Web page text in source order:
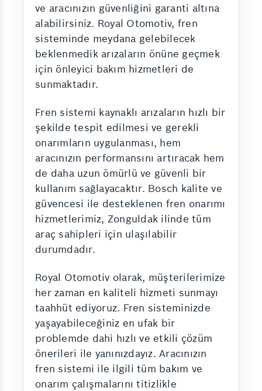
ve aracınızın güvenliğini garanti altına
alabilirsiniz. Royal Otomotiv, fren
sisteminde meydana gelebilecek
beklenmedik arızaların önüne geçmek
için önleyici bakım hizmetleri de
sunmaktadır.
Fren sistemi kaynaklı arızaların hızlı bir
şekilde tespit edilmesi ve gerekli
onarımların uygulanması, hem
aracınızın performansını artıracak hem
de daha uzun ömürlü ve güvenli bir
kullanım sağlayacaktır. Bosch kalite ve
güvencesi ile desteklenen fren onarımı
hizmetlerimiz, Zonguldak ilinde tüm
araç sahipleri için ulaşılabilir
durumdadır.
Royal Otomotiv olarak, müşterilerimize
her zaman en kaliteli hizmeti sunmayı
taahhüt ediyoruz. Fren sisteminizde
yaşayabileceğiniz en ufak bir
problemde dahi hızlı ve etkili çözüm
önerileri ile yanınızdayız. Aracınızın
fren sistemi ile ilgili tüm bakım ve
onarım çalışmalarını titizlikle